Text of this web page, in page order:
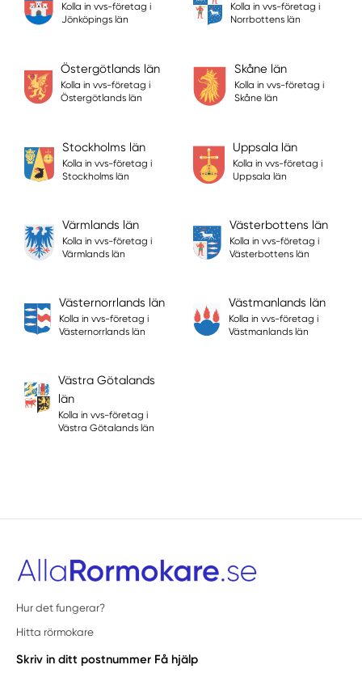
Kolla in vvs-företag i
Jönköpings län
Kolla in vvs-företag i
Norrbottens län
Östergötlands län
Kolla in vvs-företag i
Östergötlands län
Skåne län
Kolla in vvs-företag i
Skåne län
Stockholms län
Kolla in vvs-företag i
Stockholms län
Uppsala län
Kolla in vvs-företag i
Uppsala län
Värmlands län
Kolla in vvs-företag i
Värmlands län
Västerbottens län
Kolla in vvs-företag i
Västerbottens län
Västernorrlands län
Kolla in vvs-företag i
Västernorrlands län
Västmanlands län
Kolla in vvs-företag i
Västmanlands län
Västra Götalands
län
Kolla in vvs-företag i
Västra Götalands län
Hur det fungerar?
Hitta rörmokare
Skriv in ditt postnummer Få hjälp